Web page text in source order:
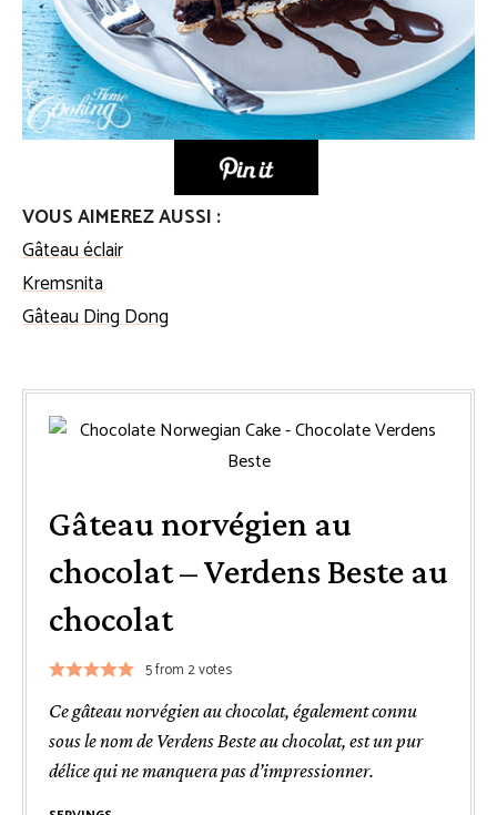
VOUS AIMEREZ AUSSI :
Gâteau éclair
Kremsnita
Gâteau Ding Dong
Gâteau norvégien au
chocolat – Verdens Beste au
chocolat
5from 2votes
Ce gâteau norvégien au chocolat, également connu
sous le nom de Verdens Beste au chocolat, est un pur
délice qui ne manquera pas d’impressionner.